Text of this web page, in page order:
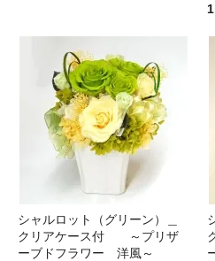
シャルロット（グリーン）＿
クリアケース付 ～プリザ
ーブドフラワー 洋風～